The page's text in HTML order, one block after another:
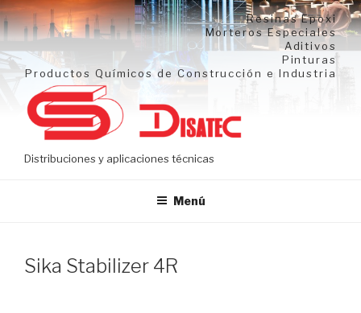
Ir
al
contenido
Resinas Epoxi
Morteros Especiales
Aditivos
Pinturas
Productos Químicos de Construcción e Industria
Distribuciones y aplicaciones técnicas
Menú
Sika Stabilizer 4R